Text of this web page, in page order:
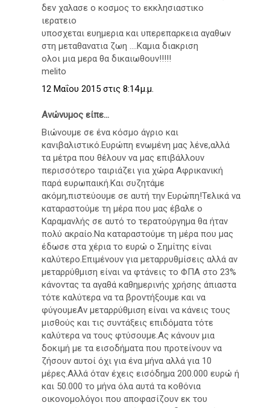
δεν χαλασε ο κοσμος το εκκλησιαστικο
ιερατειο
υποσχεται ευημερια και υπερεπαρκεια αγαθων
στη μεταθανατια ζωη ....Καμια διακριση
ολοι μια μερα θα δικαιωθουν!!!!!
melito
12 Μαΐου 2015 στις 8:14 μ.μ.
Ανώνυμος είπε...
Βιώνουμε σε ένα κόσμο άγριο και
κανιβαλιστικό.Ευρώπη ενωμένη μας λένε,αλλά
τα μέτρα που θέλουν να μας επιβάλλουν
περισσότερο ταιριάζει για χώρα Αφρικανική
παρά ευρωπαική.Και συζητάμε
ακόμη,πιστεύουμε σε αυτή την Ευρώπη!Τελικά να
καταραστούμε τη μέρα που μας έβαλε ο
Καραμανλής σε αυτό το τερατούργημα θα ήταν
πολύ ακραίο.Να καταραστούμε τη μέρα που μας
έδωσε στα χέρια το ευρώ ο Σημίτης είναι
καλύτερο.Επιμένουν για μεταρρυθμίσεις αλλά αν
μεταρρύθμιση είναι να φτάνεις το ΦΠΑ στο 23%
κάνοντας τα αγαθά καθημερινής χρήσης άπιαστα
τότε καλύτερα να τα βροντήξουμε και να
φύγουμεΑν μεταρρύθμιση είναι να κάνεις τους
μισθούς και τις συντάξεις επιδόματα τότε
καλύτερα να τους φτύσουμε.Ας κάνουν μια
δοκιμή με τα εισοδήματα που προτείνουν να
ζήσουν αυτοί όχι για ένα μήνα αλλά για 10
μέρες.Αλλά όταν έχεις εισόδημα 200.000 ευρώ ή
και 50.000 το μήνα όλα αυτά τα κοθόνια
οικονομολόγοι που αποφασίζουν εκ του